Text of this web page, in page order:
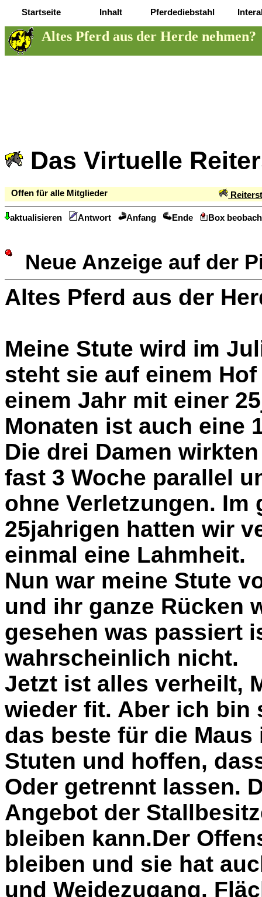
Startseite Inhalt Pferdediebstahl
Altes Pferd aus der Herde nehmen?
Das Virtuelle
Offen für alle Mitglieder
aktualisieren Antwort Anfang Ende Box
Neue Anzeige auf der
Altes Pferd aus der
Meine Stute wird im
steht sie auf einem
einem Jahr mit einer
Monaten ist auch eine
Die drei Damen
fast 3 Woche parallel
ohne Verletzungen. Im
25jahrigen hatten wir
einmal eine Lahmheit.
Nun war meine Stute
und ihr ganze Rücken
gesehen was passiert
wahrscheinlich nicht.
Jetzt ist alles verheilt,
wieder fit. Aber ich bin
das beste für die
Stuten und hoffen,
Oder getrennt lassen.
Angebot der
bleiben kann.Der
bleiben und sie hat
und Weidezugang.